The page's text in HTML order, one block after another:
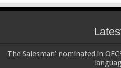
‘The Salesman’ nominated in